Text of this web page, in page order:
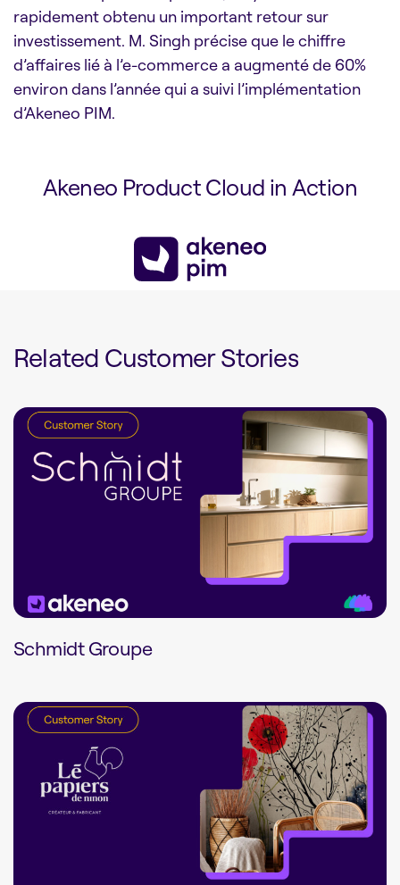
rapidement obtenu un important retour sur
investissement. M. Singh précise que le chiffre
d’affaires lié à l’e-commerce a augmenté de 60%
environ dans l’année qui a suivi l’implémentation
d’Akeneo PIM.
Akeneo Product Cloud in Action
Related Customer Stories
Schmidt Groupe